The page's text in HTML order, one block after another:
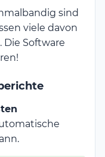
sind
viele davon
Die Software